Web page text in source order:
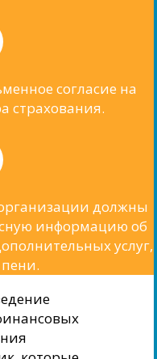
согласие на
страхования.
должны
информацию об
услуг,